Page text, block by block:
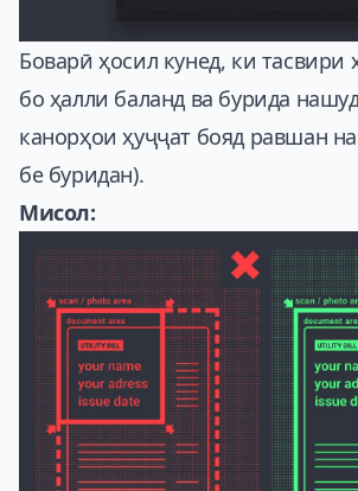
Боварӣ ҳосил кунед, ки тасвири
бо ҳалли баланд ва бурида
канорҳои ҳуҷҷат бояд равшан
бе буридан).
Мисол: